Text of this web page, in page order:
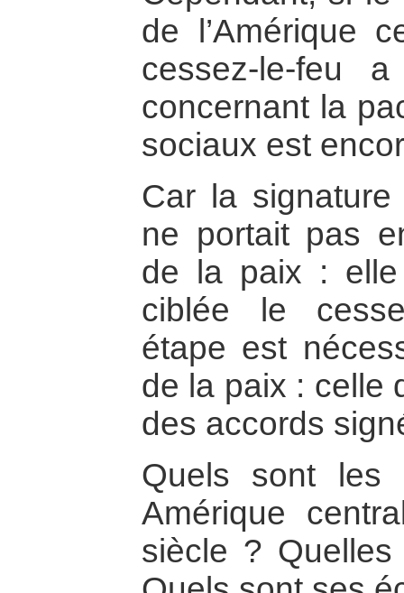
de l’Amérique
cessez-le-feu
concernant la
sociaux est
Car la
ne portait pas
de la paix : elle
ciblée le
étape est
de la paix : celle
des accords
Quels sont
Amérique
siècle ?